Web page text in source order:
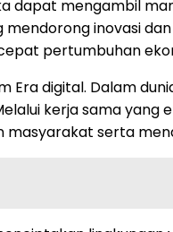
mengambil
inovasi
pertumbuhan
digital. Dalam
kerja sama
serta